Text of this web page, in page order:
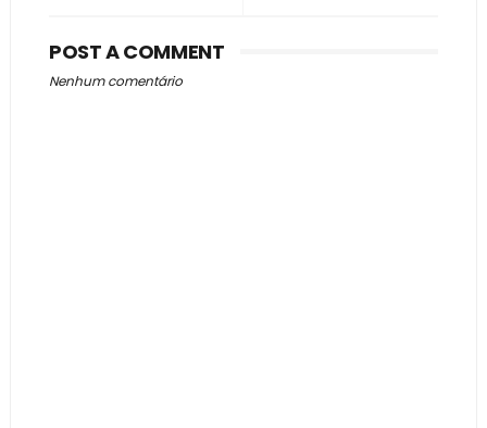
POST A COMMENT
Nenhum comentário